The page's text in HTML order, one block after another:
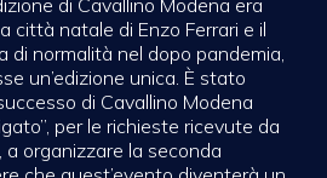
di Cavallino Modena era
città natale di Enzo Ferrari e il
di normalità nel dopo pandemia,
un’edizione unica. È stato
di Cavallino Modena
per le richieste ricevute da
organizzare la seconda